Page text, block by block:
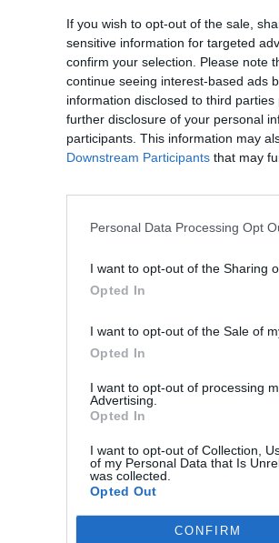
If you wish to opt-out of the sale,
sensitive information for targeted
confirm your selection. Please note
continue seeing interest-based ads
information disclosed to third
further disclosure of your personal
participants. This information may
Downstream Participants that may
Personal Data Processing Opt
I want to opt-out of the Sharing
Opted In
I want to opt-out of the Sale of
Opted In
I want to opt-out of processing
Advertising.
Opted In
I want to opt-out of Collection,
of my Personal Data that Is
was collected.
Opted Out
CONFIRM
τις jazz επιλογές του
ιστορία του.
Διαβάστε περισσότερα→
Murakami βιβλίο,Μουσική